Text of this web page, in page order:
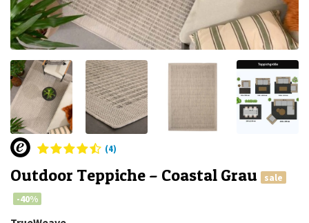
(4)
Outdoor Teppiche – Coastal Grau
sale
-40%